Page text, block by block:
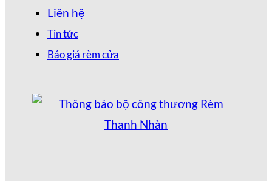
Liên hệ
Tin tức
Báo giá rèm cửa